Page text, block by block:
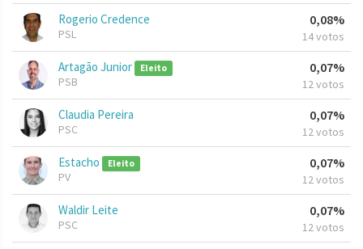
Rogerio Credence
PSL
0,08%
14 votos
Artagão Junior Eleito
PSB
0,07%
12 votos
Claudia Pereira
PSC
0,07%
12 votos
Estacho Eleito
PV
0,07%
12 votos
Waldir Leite
PSC
0,07%
12 votos